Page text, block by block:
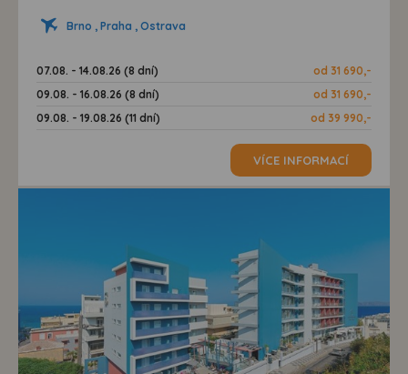
Brno , Praha , Ostrava
07.08. - 14.08.26 (8 dní)
od 31 690,-
09.08. - 16.08.26 (8 dní)
od 31 690,-
09.08. - 19.08.26 (11 dní)
od 39 990,-
VÍCE INFORMACÍ